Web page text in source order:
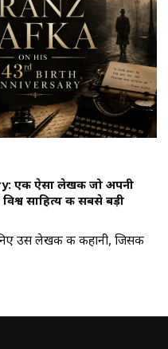
एक ऐसा लेखक जो अपनी
साहित्य की सबसे बड़ी
उस लेखक की कहानी, जिसकी